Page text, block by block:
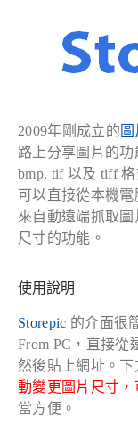
2009年剛成立的
路上分享圖片的功
bmp, tif 以及 tiff
可以直接從本機
來自動遠端抓取
尺寸的功能。
使用說明
Storepic 的介面很
From PC ，直接從
然後貼上網址。下
動變更圖片尺寸
當方便。